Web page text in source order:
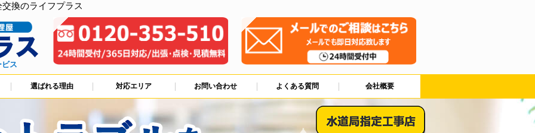
換のライフプラス
ス
選ばれる理由 対応エリア お問い合わせ よくある質問 会社概要